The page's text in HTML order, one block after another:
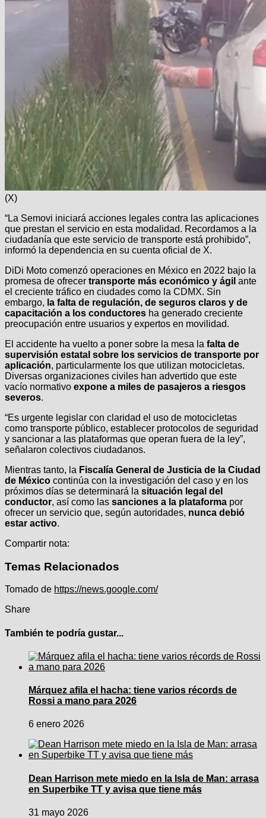
(X)
“La Semovi iniciará acciones legales contra las aplicaciones
que prestan el servicio en esta modalidad. Recordamos a la
ciudadanía que este servicio de transporte está prohibido”,
informó la dependencia en su cuenta oficial de X.
DiDi Moto comenzó operaciones en México en 2022 bajo la
promesa de ofrecer transporte más económico y ágil ante
el creciente tráfico en ciudades como la CDMX. Sin
embargo, la falta de regulación, de seguros claros y de
capacitación a los conductores ha generado creciente
preocupación entre usuarios y expertos en movilidad.
El accidente ha vuelto a poner sobre la mesa la falta de
supervisión estatal sobre los servicios de transporte por
aplicación, particularmente los que utilizan motocicletas.
Diversas organizaciones civiles han advertido que este
vacío normativo expone a miles de pasajeros a riesgos
severos.
“Es urgente legislar con claridad el uso de motocicletas
como transporte público, establecer protocolos de seguridad
y sancionar a las plataformas que operan fuera de la ley”,
señalaron colectivos ciudadanos.
Mientras tanto, la Fiscalía General de Justicia de la Ciudad
de México continúa con la investigación del caso y en los
próximos días se determinará la situación legal del
conductor, así como las sanciones a la plataforma por
ofrecer un servicio que, según autoridades, nunca debió
estar activo.
Compartir nota:
Temas Relacionados
Tomado de https://news.google.com/
Share
También te podría gustar...
Márquez afila el hacha: tiene varios récords de
Rossi a mano para 2026
6 enero 2026
Dean Harrison mete miedo en la Isla de Man: arrasa
en Superbike TT y avisa que tiene más
31 mayo 2026